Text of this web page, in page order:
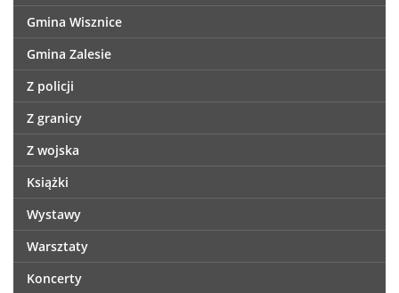
Gmina Wisznice
Gmina Zalesie
Z policji
Z granicy
Z wojska
Książki
Wystawy
Warsztaty
Koncerty